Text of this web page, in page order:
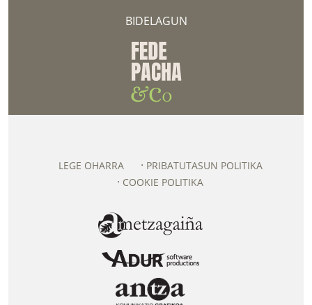
BIDELAGUN
LEGE OHARRA
PRIBATUTASUN POLITIKA
COOKIE POLITIKA